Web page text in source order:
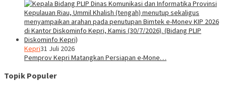
Kepri31 Juli 2026
Pemprov Kepri Matangkan Persiapan e-Mone…
Topik Populer